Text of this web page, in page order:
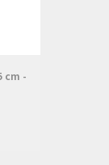
cm -